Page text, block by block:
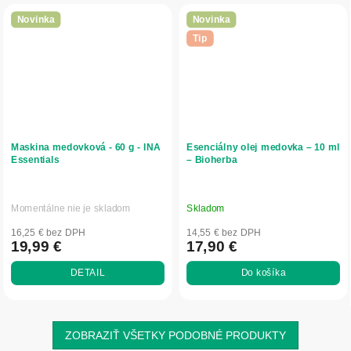
Novinka
Maskina medovková - 60 g - INA
Essentials
Momentálne nie je skladom
16,25 € bez DPH
19,99 €
DETAIL
Novinka
Tip
Esenciálny olej medovka – 10 ml
– Bioherba
Skladom
14,55 € bez DPH
17,90 €
Do košíka
ZOBRAZIŤ VŠETKY PODOBNÉ PRODUKTY